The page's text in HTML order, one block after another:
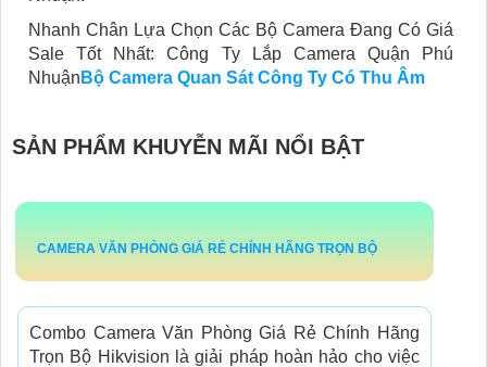
Nhanh Chân Lựa Chọn Các Bộ Camera Đang Có Giá
Sale Tốt Nhất: Công Ty Lắp Camera Quận Phú
Nhuận Bộ Camera Quan Sát Công Ty Có Thu Âm
SẢN PHẨM KHUYỄN MÃI NỔI BẬT
CAMERA VĂN PHÒNG GIÁ RẺ CHÍNH HÃNG TRỌN BỘ
Combo Camera Văn Phòng Giá Rẻ Chính Hãng
Trọn Bộ Hikvision là giải pháp hoàn hảo cho việc